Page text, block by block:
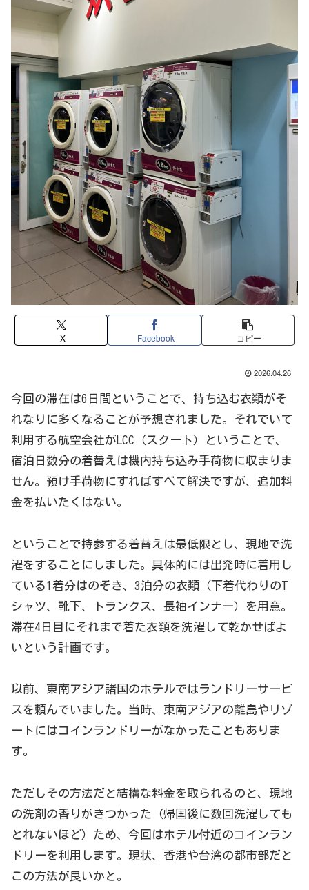
X Facebook コピー
2026.04.26
今回の滞在は6日間ということで、持ち込む衣類がそ
れなりに多くなることが予想されました。それでいて
利用する航空会社がLCC（スクート）ということで、
宿泊日数分の着替えは機内持ち込み手荷物に収まりま
せん。預け手荷物にすればすべて解決ですが、追加料
金を払いたくはない。
ということで持参する着替えは最低限とし、現地で洗
濯をすることにしました。具体的には出発時に着用し
ている1着分はのぞき、3泊分の衣類（下着代わりのT
シャツ、靴下、トランクス、長袖インナー）を用意。
滞在4日目にそれまで着た衣類を洗濯して乾かせばよ
いという計画です。
以前、東南アジア諸国のホテルではランドリーサービ
スを頼んでいました。当時、東南アジアの離島やリゾ
ートにはコインランドリーがなかったこともありま
す。
ただしその方法だと結構な料金を取られるのと、現地
の洗剤の香りがきつかった（帰国後に数回洗濯しても
とれないほど）ため、今回はホテル付近のコインラン
ドリーを利用します。現状、香港や台湾の都市部だと
この方法が良いかと。